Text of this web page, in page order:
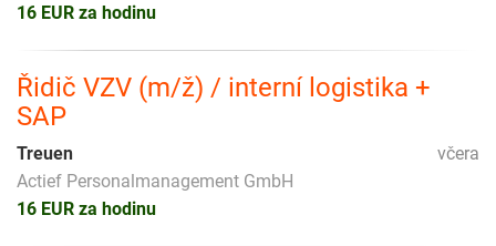
16 EUR za hodinu
Řidič VZV (m/ž) / interní logistika +
SAP
včera
Treuen
Actief Personalmanagement GmbH
16 EUR za hodinu